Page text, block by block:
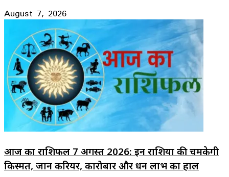
August 7, 2026
आज का राशिफल 7 अगस्त 2026: इन राशियों की चमकेगी
किस्मत, जानें करियर, कारोबार और धन लाभ का हाल